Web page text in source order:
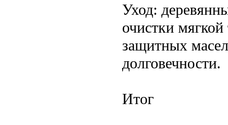
Уход:
очистки
защитных
долговечности.
Итог